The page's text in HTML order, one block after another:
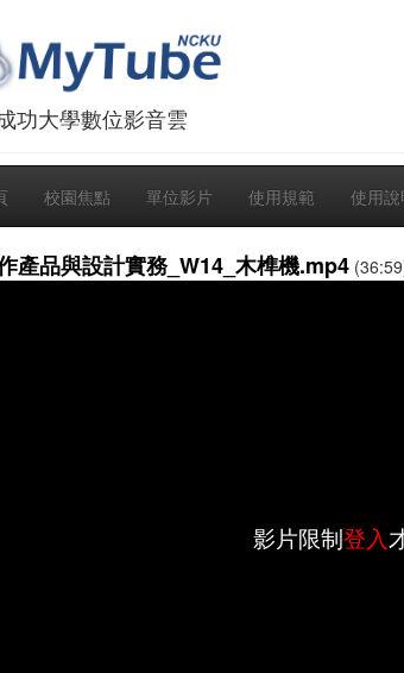
功大學數位影音雲
校園焦點 單位影片 使用規範 使用說
產品與設計實務_W14_木榫機.mp4
影片限制登入